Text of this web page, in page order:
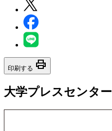
印刷する print
大学プレスセンター